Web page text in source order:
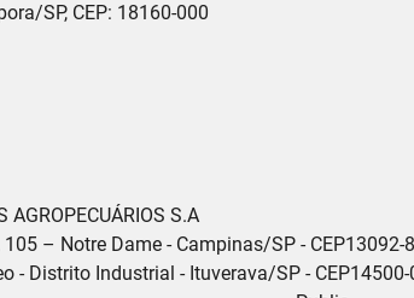
SP, CEP: 18160-000
AGROPECUÁRIOS S.A
– Notre Dame - Campinas/SP -
- Distrito Industrial - Ituverava/SP - CEP14500-